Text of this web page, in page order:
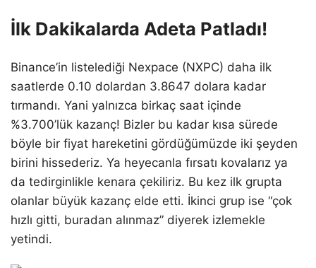
İlk Dakikalarda Adeta Patladı!
Binance’in listelediği Nexpace (NXPC) daha ilk
saatlerde 0.10 dolardan 3.8647 dolara kadar
tırmandı. Yani yalnızca birkaç saat içinde
%3.700’lük kazanç! Bizler bu kadar kısa sürede
böyle bir fiyat hareketini gördüğümüzde iki şeyden
birini hissederiz. Ya heyecanla fırsatı kovalarız ya
da tedirginlikle kenara çekiliriz. Bu kez ilk grupta
olanlar büyük kazanç elde etti. İkinci grup ise “çok
hızlı gitti, buradan alınmaz” diyerek izlemekle
yetindi.